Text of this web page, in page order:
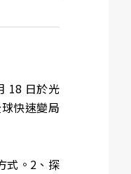
18 日於光
快速變局
式。2、探